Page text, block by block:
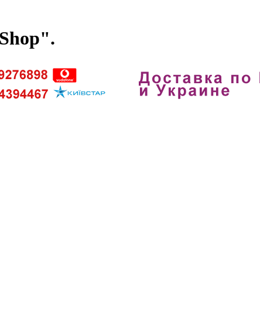
Наши телефоны 096-4394467 099-